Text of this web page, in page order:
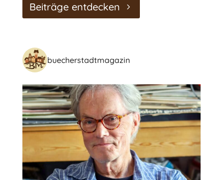
Beiträge entdecken
buecherstadtmagazin